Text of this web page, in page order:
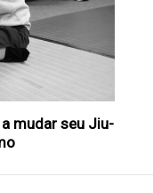
mudar seu Jiu-